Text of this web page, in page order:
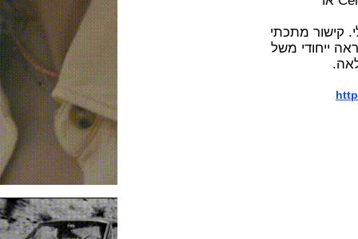
מתכתי
משל